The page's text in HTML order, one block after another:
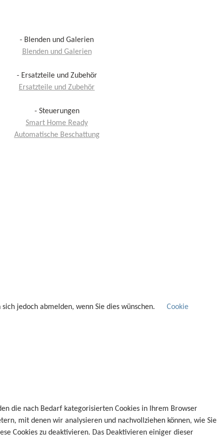
- Blenden und Galerien
Blenden und Galerien
- Ersatzteile und Zubehör
Ersatzteile und Zubehör
- Steuerungen
Smart Home Ready
Automatische Beschattung
jedoch abmelden, wenn Sie dies wünschen.
Cookie
die nach Bedarf kategorisierten Cookies in Ihrem Browser
mit denen wir analysieren und nachvollziehen können, wie Sie
Cookies zu deaktivieren. Das Deaktivieren einiger dieser